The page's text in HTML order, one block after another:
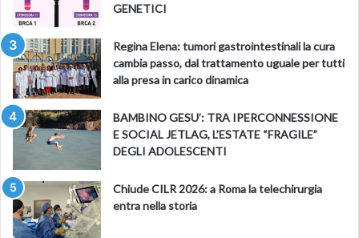
GENETICI
Regina Elena: tumori gastrointestinali la cura
cambia passo, dal trattamento uguale per tutti
alla presa in carico dinamica
BAMBINO GESU’: TRA IPERCONNESSIONE
E SOCIAL JETLAG, L’ESTATE “FRAGILE”
DEGLI ADOLESCENTI
Chiude CILR 2026: a Roma la telechirurgia
entra nella storia